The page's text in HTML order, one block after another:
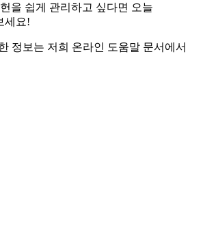
을 쉽게 관리하고 싶다면 오늘
세요!
정보는 저희 온라인 도움말 문서에서